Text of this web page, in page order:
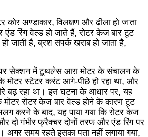
कोर अण्डाकार, विलक्षण और ढीला हो जाता
रिंग वेल्ड हो जाते हैं, रोटर केज बार टूट
जाती है, ब्रश संपर्क खराब हो जाता है,
सेक्शन में टूथलेस आरा मोटर के संचालन के
कि मोटर स्टेटर करंट आगे-पीछे हो रहा था, और
बढ़ रहा था। इस घटना के आधार पर, यह
मोटर रोटर केज बार वेल्ड होने के कारण टूट
करने के बाद, यह पाया गया कि रोटर केज
दो गंभीर फ्रैक्चर दोनों तरफ और एंड रिंग पर
अगर समय रहते इसका पता नहीं लगाया गया,